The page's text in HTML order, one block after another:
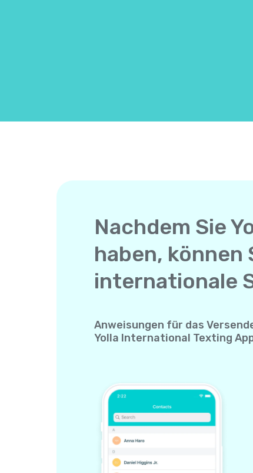
Nachdem Sie
haben, können
internationale
Anweisungen für das
Yolla International Texting